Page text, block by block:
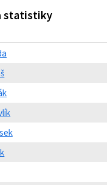
statistiky